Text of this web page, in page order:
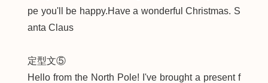
pe you'll be happy.Have a wonderful Christmas. S
anta Claus
定型文⑤
Hello from the North Pole! I've brought a present f